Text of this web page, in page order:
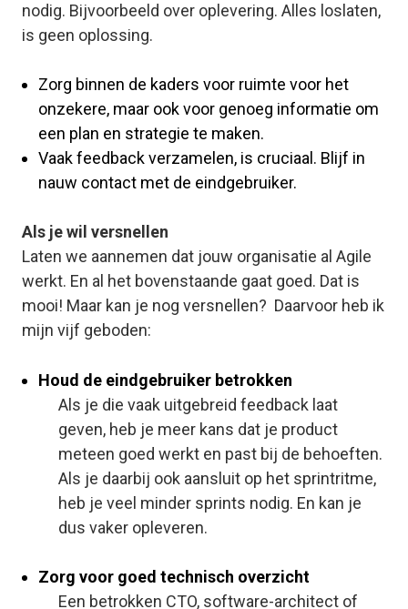
nodig. Bijvoorbeeld over oplevering. Alles loslaten,
is geen oplossing.
Zorg binnen de kaders voor ruimte voor het
onzekere, maar ook voor genoeg informatie om
een plan en strategie te maken.
Vaak feedback verzamelen, is cruciaal. Blijf in
nauw contact met de eindgebruiker.
Als je wil versnellen
Laten we aannemen dat jouw organisatie al Agile
werkt. En al het bovenstaande gaat goed. Dat is
mooi! Maar kan je nog versnellen? Daarvoor heb ik
mijn vijf geboden:
Houd de eindgebruiker betrokken
Als je die vaak uitgebreid feedback laat
geven, heb je meer kans dat je product
meteen goed werkt en past bij de behoeften.
Als je daarbij ook aansluit op het sprintritme,
heb je veel minder sprints nodig. En kan je
dus vaker opleveren.
Zorg voor goed technisch overzicht
Een betrokken CTO, software-architect of